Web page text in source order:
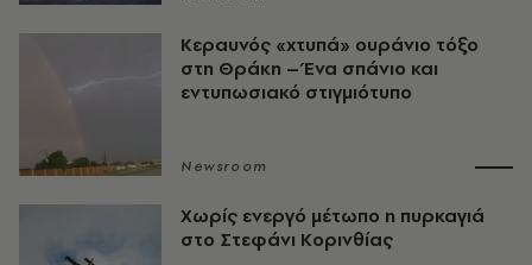
Κεραυνός «χτυπά» ουράνιο τόξο
στη Θράκη – Ένα σπάνιο και
εντυπωσιακό στιγμιότυπο
Newsroom
Χωρίς ενεργό μέτωπο η πυρκαγιά
στο Στεφάνι Κορινθίας